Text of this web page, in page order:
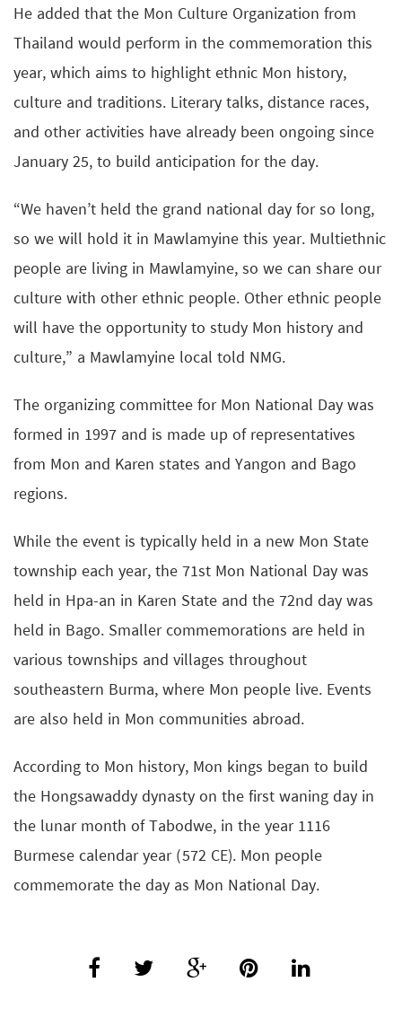
He added that the Mon Culture Organization from
Thailand would perform in the commemoration this
year, which aims to highlight ethnic Mon history,
culture and traditions. Literary talks, distance races,
and other activities have already been ongoing since
January 25, to build anticipation for the day.
“We haven’t held the grand national day for so long,
so we will hold it in Mawlamyine this year. Multiethnic
people are living in Mawlamyine, so we can share our
culture with other ethnic people. Other ethnic people
will have the opportunity to study Mon history and
culture,” a Mawlamyine local told NMG.
The organizing committee for Mon National Day was
formed in 1997 and is made up of representatives
from Mon and Karen states and Yangon and Bago
regions.
While the event is typically held in a new Mon State
township each year, the 71st Mon National Day was
held in Hpa-an in Karen State and the 72nd day was
held in Bago. Smaller commemorations are held in
various townships and villages throughout
southeastern Burma, where Mon people live. Events
are also held in Mon communities abroad.
According to Mon history, Mon kings began to build
the Hongsawaddy dynasty on the first waning day in
the lunar month of Tabodwe, in the year 1116
Burmese calendar year (572 CE). Mon people
commemorate the day as Mon National Day.